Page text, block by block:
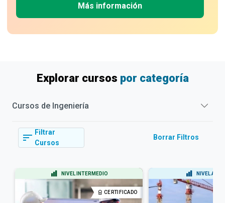
Más información
Explorar cursos por categoría
Cursos de Ingeniería
Filtrar
Cursos
Borrar Filtros
NIVEL INTERMEDIO
CERTIFICADO
NIVEL